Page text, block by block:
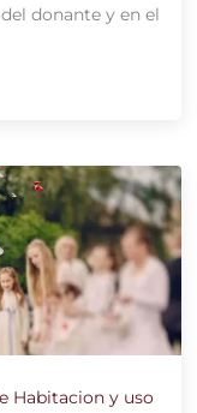
donante y en el
Habitacion y uso